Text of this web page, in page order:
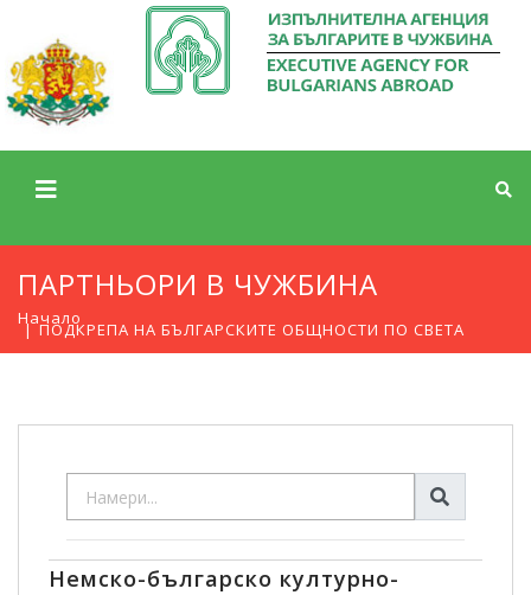
ПАРТНЬОРИ В ЧУЖБИНА
Начало
ПОДКРЕПА НА БЪЛГАРСКИТЕ ОБЩНОСТИ ПО СВЕТА
Немско-българско културно-